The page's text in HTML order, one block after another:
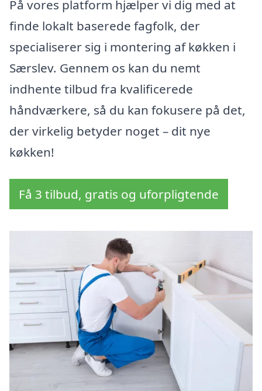
På vores platform hjælper vi dig med at
finde lokalt baserede fagfolk, der
specialiserer sig i montering af køkken i
Særslev. Gennem os kan du nemt
indhente tilbud fra kvalificerede
håndværkere, så du kan fokusere på det,
der virkelig betyder noget – dit nye
køkken!
Få 3 tilbud, gratis og uforpligtende